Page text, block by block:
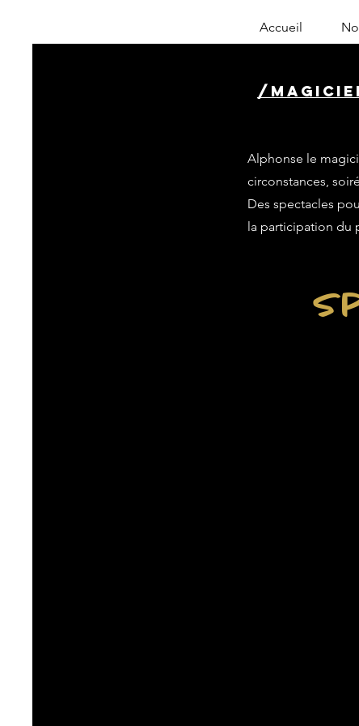
Accueil
/
Alphonse le
circonstances,
Des spectacles
la participation du